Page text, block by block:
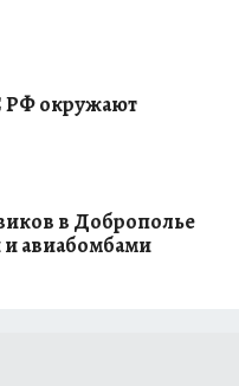
РФ окружают
в Доброполье
авиабомбами